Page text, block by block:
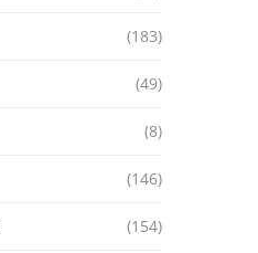
(183)
(49)
(8)
(146)
(154)